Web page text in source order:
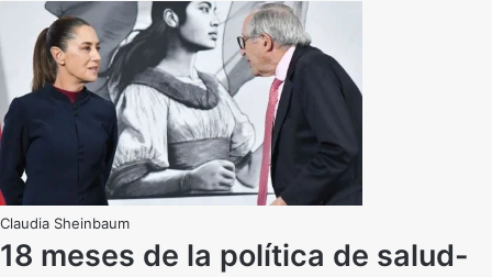
Claudia Sheinbaum
18 meses de la política de salud-